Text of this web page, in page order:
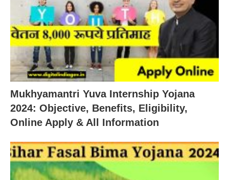
Mukhyamantri Yuva Internship Yojana
2024: Objective, Benefits, Eligibility,
Online Apply & All Information